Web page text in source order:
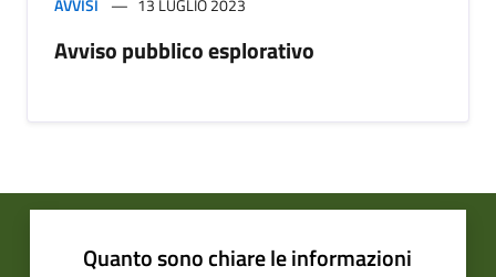
AVVISI 13 LUGLIO 2023
Avviso pubblico esplorativo
Quanto sono chiare le informazioni